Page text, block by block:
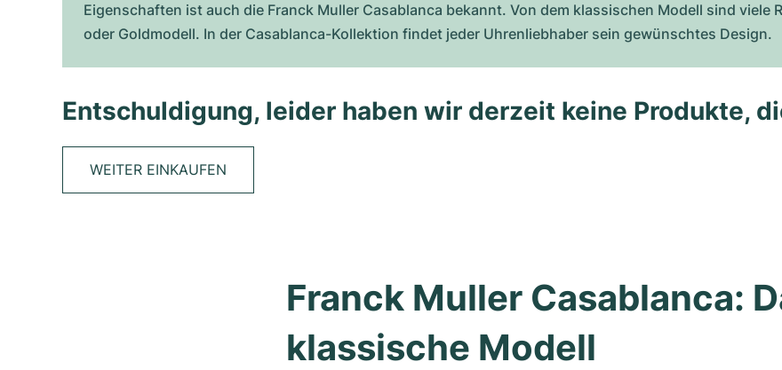
Eigenschaften ist auch die Franck Muller Casablanca bekannt. Von dem klassischen Modell sind viele
oder Goldmodell. In der Casablanca-Kollektion findet jeder Uhrenliebhaber sein gewünschtes Design.
Entschuldigung, leider haben wir derzeit keine Produkte,
WEITER EINKAUFEN
Franck Muller Casablanca:
klassische Modell